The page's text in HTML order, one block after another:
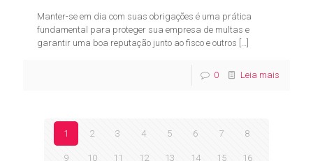
Manter-se em dia com suas obrigações é uma prática
fundamental para proteger sua empresa de multas e
garantir uma boa reputação junto ao fisco e outros […]
0 Leia mais
1 2 3 4 5 6 7 8
9 10 11 12 13 14 15 16